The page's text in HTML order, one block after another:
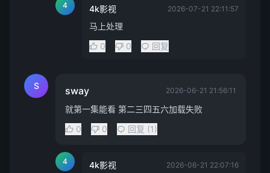
4 4k影视 2026-07-21 22:11:57
马上处理
0
0 回复
S sway 2026-06-21 21:56:11
就第一集能看 第二三四五六加载失败
0
0 回复 (1)
4 4k影视 2026-06-21 22:07:16